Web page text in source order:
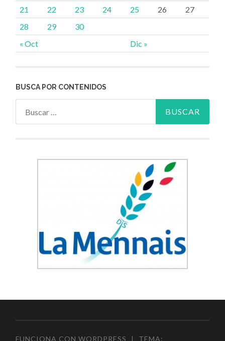
« Oct Dic »
21
22 23 24 25 26
27
28
29 30
BUSCA POR CONTENIDOS
FUNCIONA CON WORDPRESS | TEMA: